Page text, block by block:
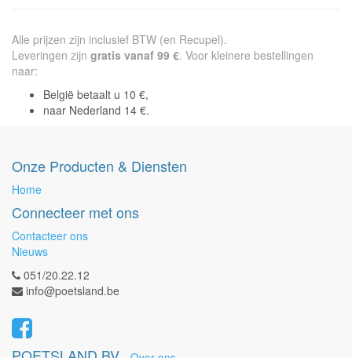
Alle prijzen zijn inclusief BTW (en Recupel).
Leveringen zijn gratis vanaf 99 €. Voor kleinere bestellingen
naar:
België betaalt u 10 €,
naar Nederland 14 €.
Onze Producten & Diensten
Home
Connecteer met ons
Contacteer ons
Nieuws
051/20.22.12
info@poetsland.be